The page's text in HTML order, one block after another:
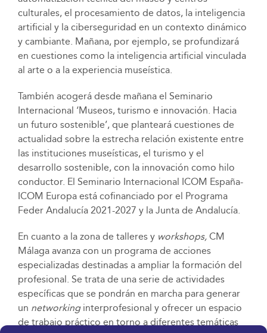
culturales, el procesamiento de datos, la inteligencia
artificial y la ciberseguridad en un contexto dinámico
y cambiante. Mañana, por ejemplo, se profundizará
en cuestiones como la inteligencia artificial vinculada
al arte o a la experiencia museística.
También acogerá desde mañana el Seminario
Internacional ‘Museos, turismo e innovación. Hacia
un futuro sostenible’, que planteará cuestiones de
actualidad sobre la estrecha relación existente entre
las instituciones museísticas, el turismo y el
desarrollo sostenible, con la innovación como hilo
conductor. El Seminario Internacional ICOM España-
ICOM Europa está cofinanciado por el Programa
Feder Andalucía 2021-2027 y la Junta de Andalucía.
En cuanto a la zona de talleres y workshops,CM
Málaga avanza con un programa de acciones
especializadas destinadas a ampliar la formación del
profesional. Se trata de una serie de actividades
específicas que se pondrán en marcha para generar
un networking interprofesional y ofrecer un espacio
de trabajo práctico en torno a diferentes temáticas